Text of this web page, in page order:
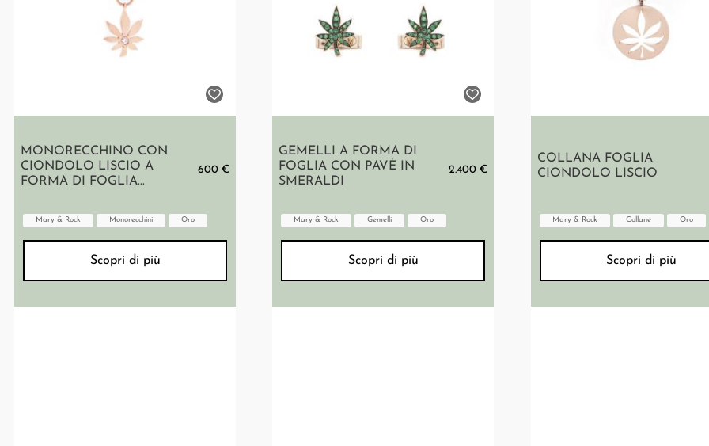
MONORECCHINO CON
CIONDOLO LISCIO A
FORMA DI FOGLIA...
600 €
Mary & Rock Monorecchini Oro
Scopri di più
GEMELLI A FORMA DI
FOGLIA CON PAVÈ IN
SMERALDI
2.400 €
Mary & Rock Gemelli Oro
Scopri di più
COLLANA FOGLIA
CIONDOLO LISCIO
Mary & Rock Collane Oro
Scopri di più